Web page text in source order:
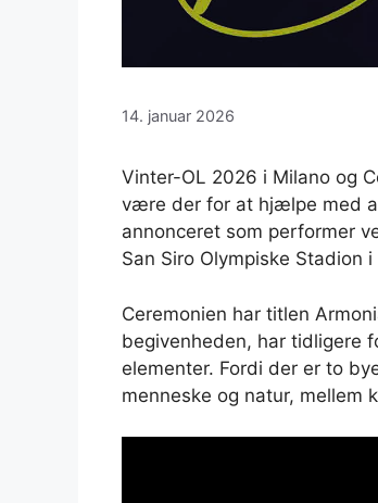
14. januar 2026
Vinter-OL 2026 i Milano og
være der for at hjælpe med
annonceret som performer
San Siro Olympiske Stadion i
Ceremonien har titlen
begivenheden, har tidligere
elementer. Fordi der er to
menneske og natur, mellem